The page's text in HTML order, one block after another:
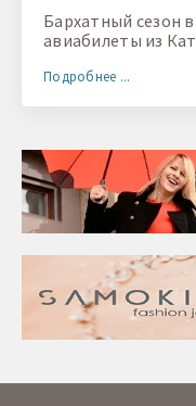
Бархатный сезон
авиабилеты из
Подробнее ...